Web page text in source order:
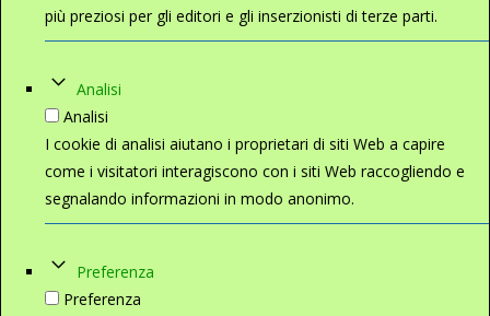
più preziosi per gli editori e gli inserzionisti di terze parti.
Analisi
Analisi
I cookie di analisi aiutano i proprietari di siti Web a capire
come i visitatori interagiscono con i siti Web raccogliendo e
segnalando informazioni in modo anonimo.
Preferenza
Preferenza